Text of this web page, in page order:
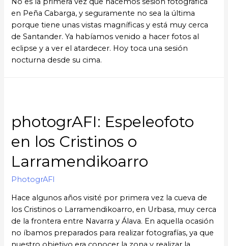
en Peña Cabarga, y seguramente no sea la última
porque tiene unas vistas magníficas y está muy cerca
de Santander. Ya habíamos venido a hacer fotos al
eclipse y a ver el atardecer. Hoy toca una sesión
nocturna desde su cima.
photogrAFI: Espeleofoto
en los Cristinos o
Larramendikoarro
PhotogrAFI
Hace algunos años visité por primera vez la cueva de
los Cristinos o Larramendikoarro, en Urbasa, muy cerca
de la frontera entre Navarra y Álava. En aquella ocasión
no íbamos preparados para realizar fotografías, ya que